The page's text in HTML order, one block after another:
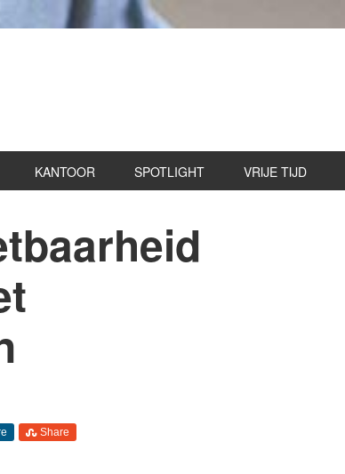
KANTOOR SPOTLIGHT VRIJE TIJD
Share